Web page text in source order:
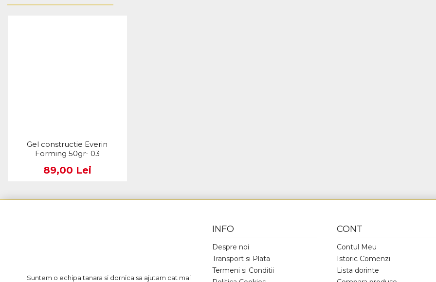
Gel constructie Everin
Forming 50gr- 03
89,00 Lei
Suntem o echipa tanara si dornica sa ajutam cat mai
INFO
Despre noi
Transport si Plata
Termeni si Conditii
CONT
Contul Meu
Istoric Comenzi
Lista dorinte